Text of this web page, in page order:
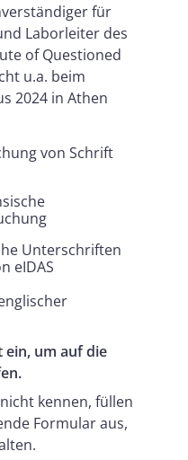
für
Laborleiter des
of Questioned
u.a. beim
2024 in Athen
von Schrift
Unterschriften
eIDAS
ein, um auf die
kennen, füllen
Formular aus,